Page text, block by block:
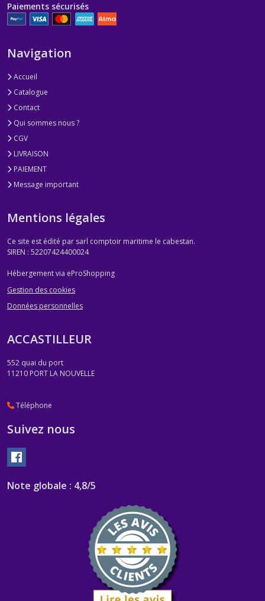
Paiements sécurisés
Navigation
Accueil
Catalogue
Contact
Qui sommes nous ?
CGV
LIVRAISON
PAIEMENT
Message important
Mentions légales
Ce site est édité par sarl comptoir maritime le cabestan.
SIREN : 52207424400024
Hébergement via eProShopping
Gestion des cookies
Données personnelles
ACCASTILLEUR
552 quai du port
11210 PORT LA NOUVELLE
Téléphone
Suivez nous
Note globale : 4,8/5